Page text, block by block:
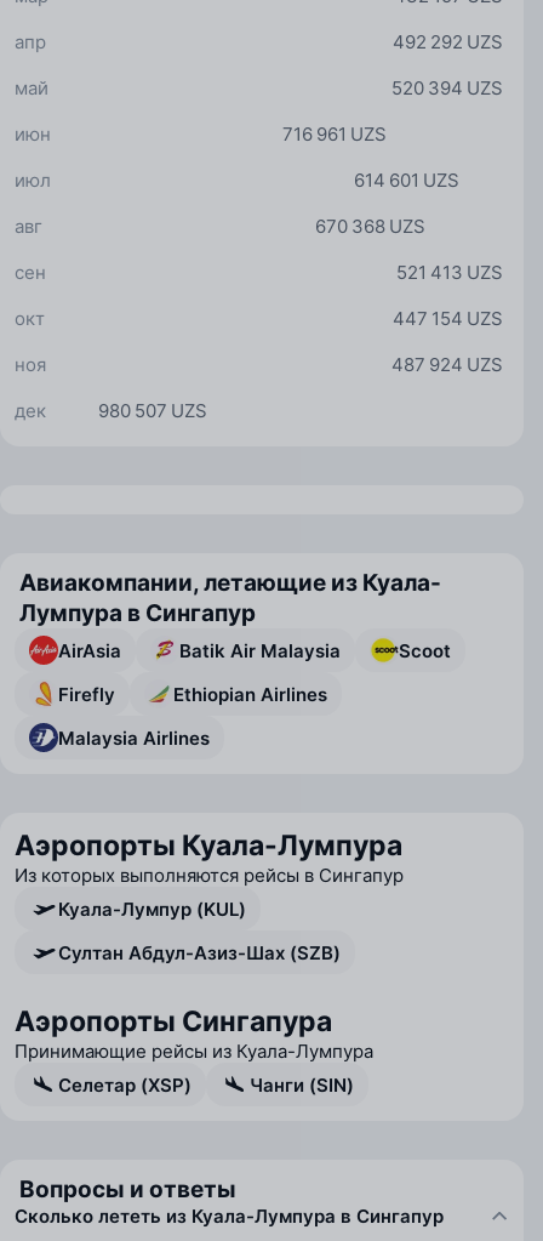
492 292 UZS
апр
520 394 UZS
май
716 961 UZS
июн
614 601 UZS
июл
670 368 UZS
авг
521 413 UZS
сен
447 154 UZS
окт
487 924 UZS
ноя
980 507 UZS
дек
Авиакомпании, летающие из Куала-
Лумпура в Сингапур
AirAsia Batik Air Malaysia
Scoot
Firefly
Ethiopian Airlines
Malaysia Airlines
Аэропорты Куала-Лумпура
Из которых выполняются рейсы в Сингапур
Куала-Лумпур (KUL)
Султан Абдул-Азиз-Шах (SZB)
Аэропорты Сингапура
Принимающие рейсы из Куала-Лумпура
Селетар (XSP)
Чанги (SIN)
Вопросы и ответы
Сколько лететь из Куала-Лумпура в Сингапур